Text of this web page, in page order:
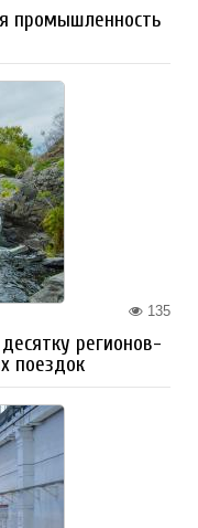
промышленность
135
регионов-
поездок